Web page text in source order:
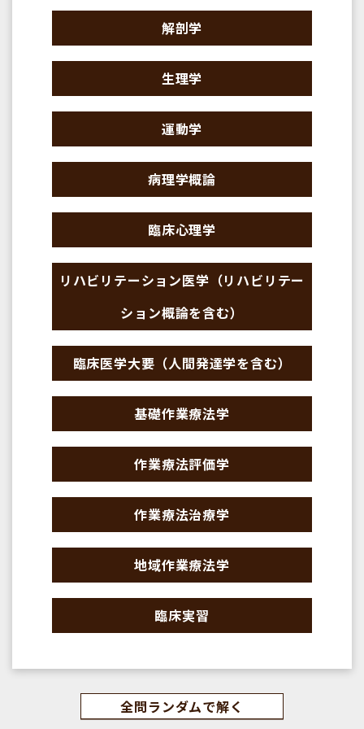
解剖学
生理学
運動学
病理学概論
臨床心理学
リハビリテーション医学（リハビリテー
ション概論を含む）
臨床医学大要（人間発達学を含む）
基礎作業療法学
作業療法評価学
作業療法治療学
地域作業療法学
臨床実習
全問ランダムで解く